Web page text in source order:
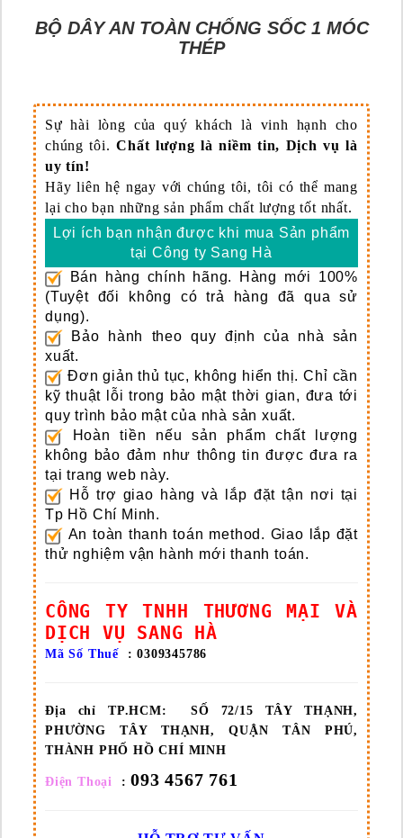
BỘ DÂY AN TOÀN CHỐNG SỐC 1 MÓC
THÉP
Sự hài lòng của quý khách là vinh hạnh cho
chúng tôi.Chất lượng là niềm tin, Dịch vụ là
uy tín!
Hãy liên hệ ngay với chúng tôi, tôi có thể mang
lại cho bạn những sản phẩm chất lượng tốt nhất.
Lợi ích bạn nhận được khi mua Sản phẩm
tại Công ty Sang Hà
Bán hàng chính hãng.
Hàng mới 100%
(Tuyệt đối không có trả hàng đã qua sử
dụng).
Bảo hành theo quy định của nhà sản
xuất.
Đơn giản thủ tục, không hiển thị.Chỉ cần
kỹ thuật lỗi trong bảo mật thời gian, đưa tới
quy trình bảo mật của nhà sản xuất.
Hoàn tiền nếu sản phẩm chất lượng
không bảo đảm như thông tin được đưa ra
tại trang web này.
Hỗ trợ giao hàng và lắp đặt tận nơi tại
Tp Hồ Chí Minh.
An toàn thanh toán method. Giao lắp đặt
thử nghiệm vận hành mới thanh toán.
CÔNG TY TNHH THƯƠNG MẠI VÀ
DỊCH VỤ SANG HÀ
Mã Số Thuế : 0309345786
Địa chỉ TP.HCM:
SỐ 72/15 TÂY THẠNH,
PHƯỜNG TÂY THẠNH, QUẬN TÂN PHÚ,
THÀNH PHỐ HỒ CHÍ MINH
Điện Thoại :093 4567 761